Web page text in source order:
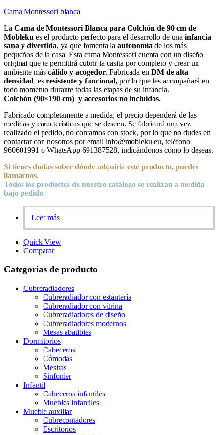
Cama Montessori blanca
La Cama de Montessori Blanca para Colchón de 90 cm de
Mobleku es el producto perfecto para el desarrollo de una infancia
sana y divertida, ya que fomenta la autonomía de los más
pequeños de la casa. Esta cama Montessori cuenta con un diseño
original que te permitirá cubrir la casita por completo y crear un
ambiente más cálido y acogedor. Fabricada en DM de alta
densidad, es resistente y funcional, por lo que les acompañará en
todo momento durante todas las etapas de su infancia.
Colchón (90×190 cm) y accesorios no incluidos.
Fabricado completamente a medida, el precio dependerá de las
medidas y características que se deseen. Se fabricará una vez
realizado el pedido, no contamos con stock, por lo que no dudes en
contactar con nosotros por email info@mobleku.eu, teléfono
960601991 o WhatsApp 691387528, indicándonos cómo lo deseas.
Si tienes dudas sobre dónde adquirir este producto, puedes
llamarnos.
Todos los productos de nuestro catálogo se realizan a medida
bajo pedido.
Leer más
Quick View
Comparar
Categorías de producto
Cubreradiadores
Cubreradiador con estantería
Cubreradiador con vitrina
Cubreradiadores de diseño
Cubreradiadores modernos
Mesas abatibles
Dormitorios
Cabeceros
Cómodas
Mesitas
Sinfonier
Infantil
Cabeceros infantiles
Muebles infantiles
Mueble auxiliar
Cubrecontadores
Escritorios